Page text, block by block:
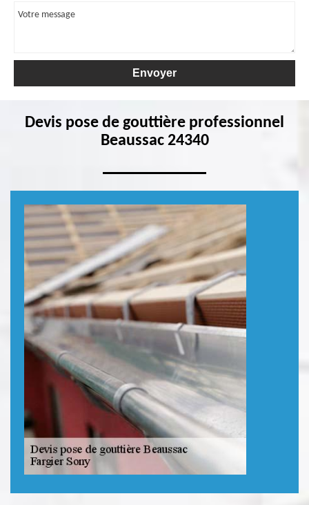
Devis pose de gouttière professionnel
Beaussac 24340